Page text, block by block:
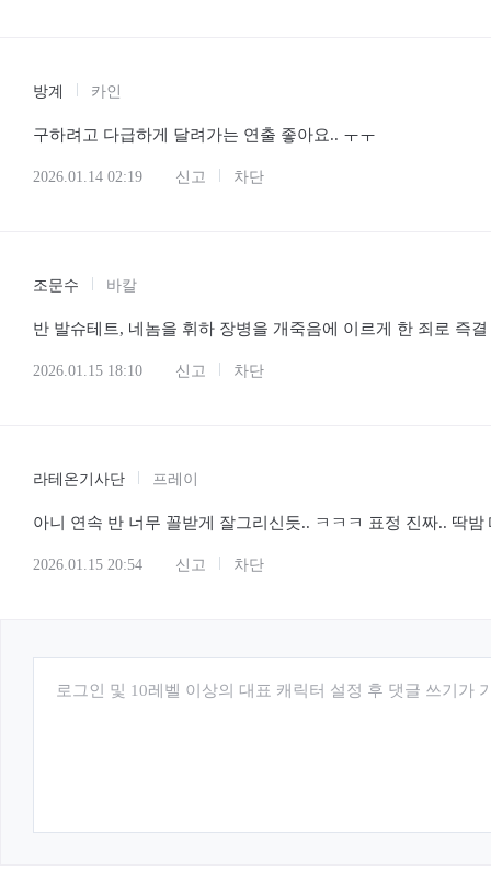
방계 카인
구하려고 다급하게 달려가는 연출 좋아요.. ㅜㅜ
2026.01.14 02:19 신고 차단
조문수 바칼
반 발슈테트, 네놈을 휘하 장병을 개죽음에 이르게 한 죄로 즉
2026.01.15 18:10 신고 차단
라테온기사단 프레이
아니 연속 반 너무 꼴받게 잘그리신듯.. ㅋㅋㅋ 표정 진짜.. 딱밤
2026.01.15 20:54 신고 차단
로그인 및 10레벨 이상의 대표 캐릭터 설정 후 댓글 쓰기가